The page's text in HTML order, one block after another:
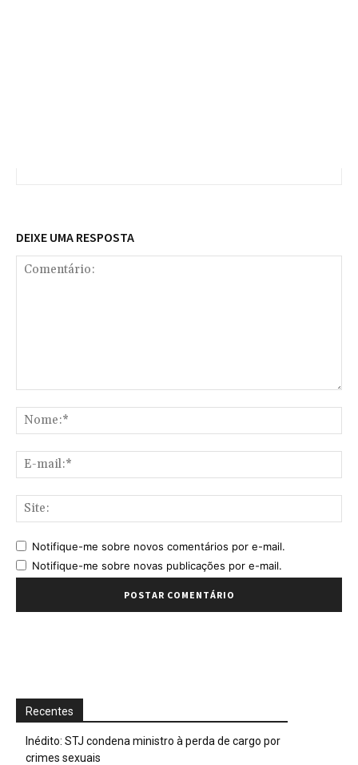
DEIXE UMA RESPOSTA
Notifique-me sobre novos comentários por e-mail.
Notifique-me sobre novas publicações por e-mail.
Recentes
Inédito: STJ condena ministro à perda de cargo por
crimes sexuais